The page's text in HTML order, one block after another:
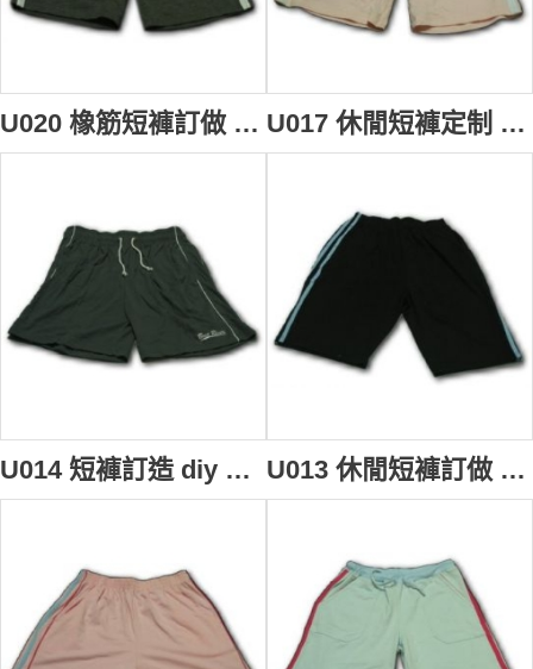
U020 橡筋短褲訂做 橡筋短褲製造商 橡筋短褲批發商 U017 休閒短褲定制 休閒短褲製作
U014 短褲訂造 diy 短褲 短褲批發hk U013 休閒短褲訂做 休閒短褲專門店 HK